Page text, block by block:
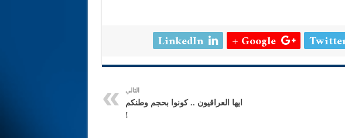
Google +
LinkedIn
التالي
ايها العراقيون .. كونوا بحجم وطنكم
!